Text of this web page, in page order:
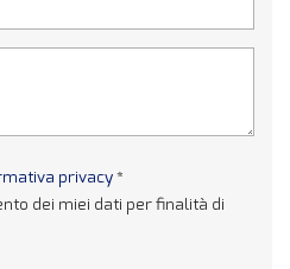
privacy*
dei miei dati per finalità di